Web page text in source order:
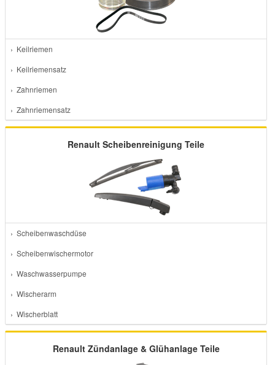
› Keilriemen
› Keilriemensatz
› Zahnriemen
› Zahnriemensatz
Renault Scheibenreinigung Teile
› Scheibenwaschdüse
› Scheibenwischermotor
› Waschwasserpumpe
› Wischerarm
› Wischerblatt
Renault Zündanlage & Glühanlage Teile